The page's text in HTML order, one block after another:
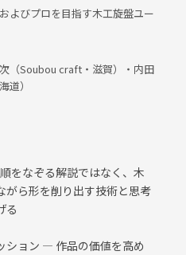
よびプロを目指す木工旋盤ユー
（Soubou craft・滋賀）・内田
道）
をなぞる解説ではなく、木
がら形を削り出す技術と思考
る
ション — 作品の価値を高め